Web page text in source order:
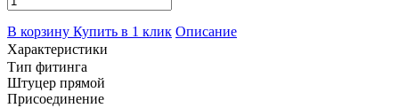
В корзину Купить в 1 клик Описание
Характеристики
Тип фитинга
Штуцер прямой
Присоединение